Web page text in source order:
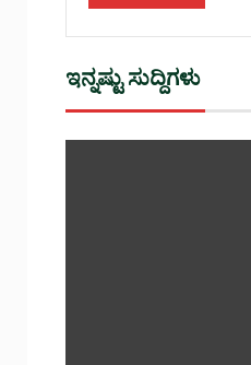
ಇನ್ನಷ್ಟು ಸುದ್ದಿಗಳು